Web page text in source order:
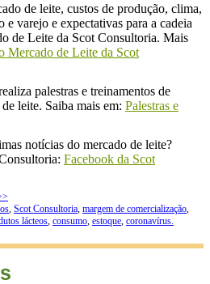
de leite, custos de produção, clima,
e varejo e expectativas para a cadeia
de Leite da Scot Consultoria. Mais
Mercado de Leite da Scot
palestras e treinamentos de
leite. Saiba mais em: Palestras e
notícias do mercado de leite?
Facebook da Scot
, Scot Consultoria, margem de comercialização,
lácteos, consumo, estoque, coronavírus.